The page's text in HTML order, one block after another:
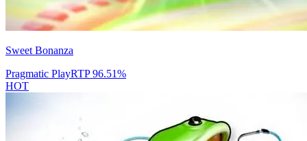
Sweet Bonanza
Pragmatic PlayRTP96.51%
HOT